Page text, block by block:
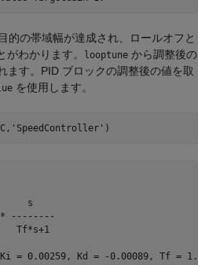
的の帯域幅が達成され、ロールオフと
わかります。
looptune から調整後の
ます。PID ブロックの調整後の値を取
を使用します。
'SpeedController' )
s
--------
Tf*s+1
= 0.00259, Kd = -0.00089, Tf =